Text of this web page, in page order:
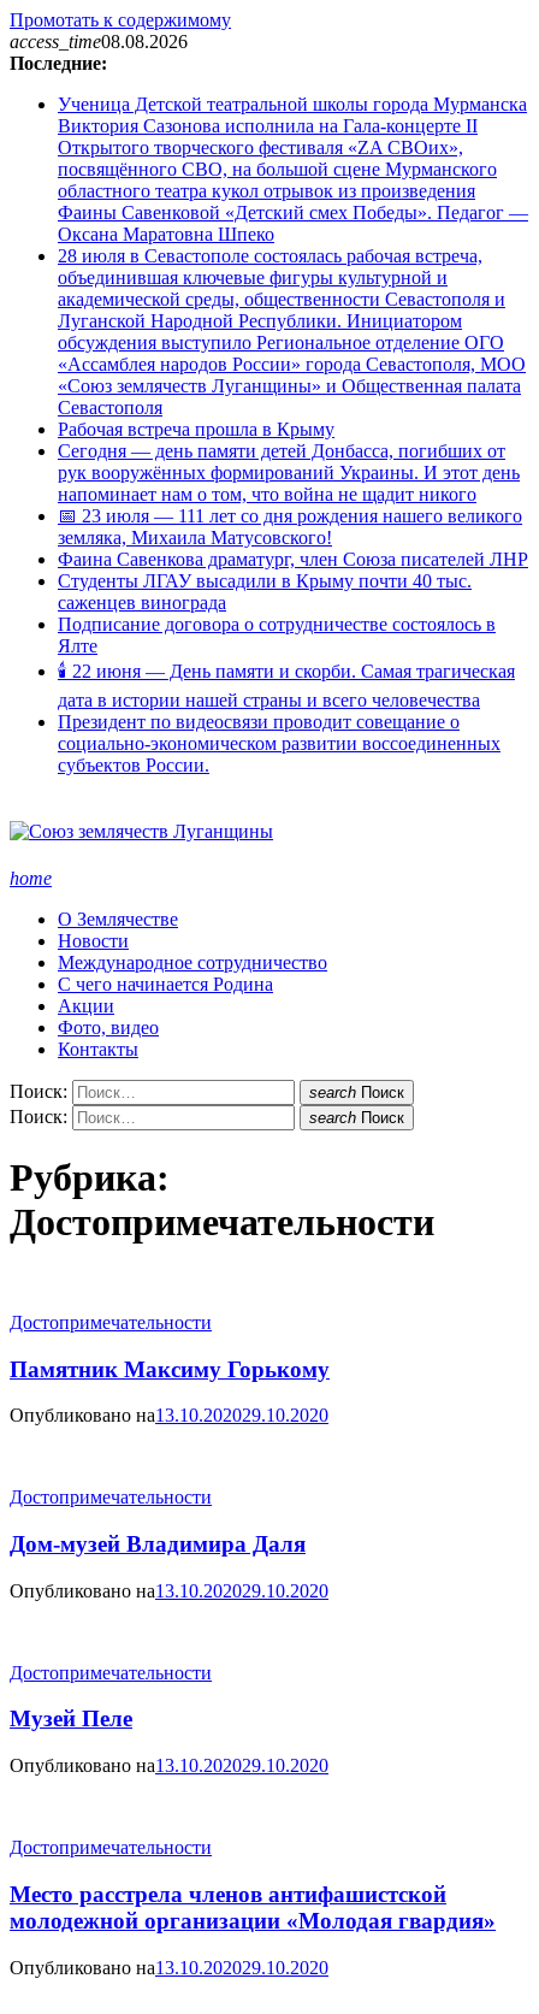
Промотать к содержимому
access_time08.08.2026
Последние:
Ученица Детской театральной школы города Мурманска
Виктория Сазонова исполнила на Гала-концерте II
Открытого творческого фестиваля «ZA СВОих»,
посвящённого СВО, на большой сцене Мурманского
областного театра кукол отрывок из произведения
Фаины Савенковой «Детский смех Победы». Педагог —
Оксана Маратовна Шпеко
28 июля в Севастополе состоялась рабочая встреча,
объединившая ключевые фигуры культурной и
академической среды, общественности Севастополя и
Луганской Народной Республики. Инициатором
обсуждения выступило Региональное отделение ОГО
«Ассамблея народов России» города Севастополя, МОО
«Союз землячеств Луганщины» и Общественная палата
Севастополя
Рабочая встреча прошла в Крыму
Сегодня — день памяти детей Донбасса, погибших от
рук вооружённых формирований Украины. И этот день
напоминает нам о том, что война не щадит никого
📅 23 июля — 111 лет со дня рождения нашего великого
земляка, Михаила Матусовского!
Фаина Савенкова драматург, член Союза писателей ЛНР
Студенты ЛГАУ высадили в Крыму почти 40 тыс.
саженцев винограда
Подписание договора о сотрудничестве состоялось в
Ялте
🕯 22 июня — День памяти и скорби. Самая трагическая
дата в истории нашей страны и всего человечества
Президент по видеосвязи проводит совещание о
социально-экономическом развитии воссоединенных
субъектов России.
home
О Землячестве
Новости
Международное сотрудничество
С чего начинается Родина
Акции
Фото, видео
Контакты
Поиск: search Поиск
Поиск: search Поиск
Рубрика:
Достопримечательности
Достопримечательности
Памятник Максиму Горькому
Опубликовано на13.10.202029.10.2020
Достопримечательности
Дом-музей Владимира Даля
Опубликовано на13.10.202029.10.2020
Достопримечательности
Музей Пеле
Опубликовано на13.10.202029.10.2020
Достопримечательности
Место расстрела членов антифашистской
молодежной организации «Молодая гвардия»
Опубликовано на13.10.202029.10.2020